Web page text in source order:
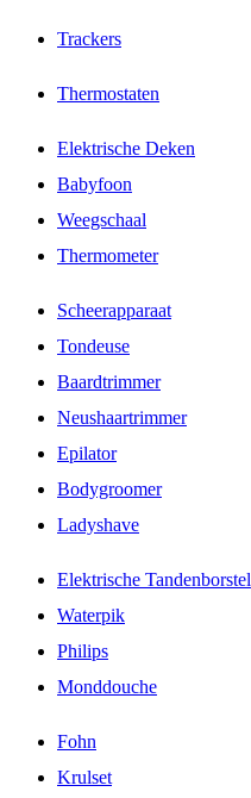
Trackers
Thermostaten
Elektrische Deken
Babyfoon
Weegschaal
Thermometer
Scheerapparaat
Tondeuse
Baardtrimmer
Neushaartrimmer
Epilator
Bodygroomer
Ladyshave
Elektrische Tandenborstel
Waterpik
Philips
Monddouche
Fohn
Krulset